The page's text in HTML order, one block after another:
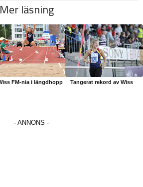
Mer läsning
FM-nia i längdhopp Tangerat rekord av Wiss